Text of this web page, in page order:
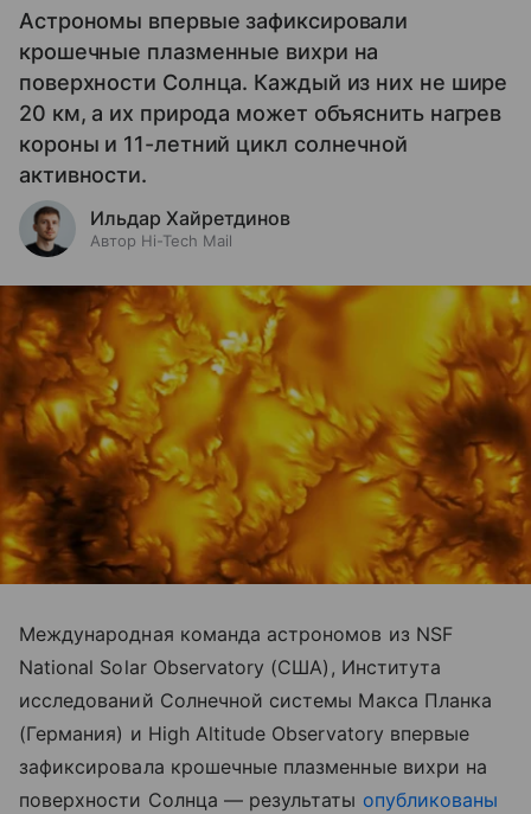
Астрономы впервые зафиксировали
крошечные плазменные вихри на
поверхности Солнца. Каждый из них не шире
20 км, а их природа может объяснить нагрев
короны и 11-летний цикл солнечной
активности.
Ильдар Хайретдинов
Автор Hi-Tech Mail
Международная команда астрономов из NSF
National Solar Observatory (США), Института
исследований Солнечной системы Макса Планка
(Германия) и High Altitude Observatory впервые
зафиксировала крошечные плазменные вихри на
поверхности Солнца — результаты опубликованы